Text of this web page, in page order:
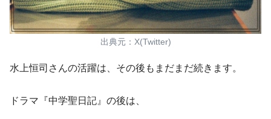
出典元：X(Twitter)
水上恒司さんの活躍は、その後もまだまだ続きます。
ドラマ『中学聖日記』の後は、